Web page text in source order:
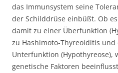
das Immunsystem seine
der Schilddrüse einbüßt. Ob
damit zu einer Überfunktion
zu Hashimoto-Thyreoiditis
Unterfunktion
genetische Faktoren